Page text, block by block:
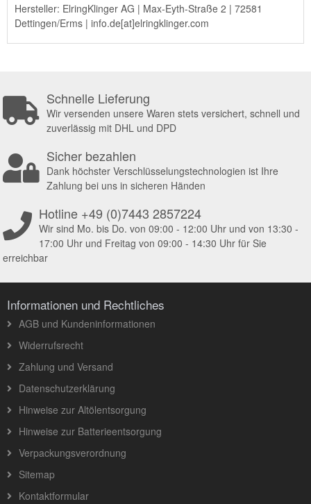
Hersteller: ElringKlinger AG | Max-Eyth-Straße 2 | 72581
Dettingen/Erms | info.de[at]elringklinger.com
Schnelle Lieferung
Wir versenden unsere Waren stets versichert, schnell und
zuverlässig mit DHL und DPD
Sicher bezahlen
Dank höchster Verschlüsselungstechnologien ist Ihre
Zahlung bei uns in sicheren Händen
Hotline +49 (0)7443 2857224
Wir sind Mo. bis Do. von 09:00 - 12:00 Uhr und von 13:30 -
17:00 Uhr und Freitag von 09:00 - 14:30 Uhr für Sie
erreichbar
Informationen und Rechtliches
AGB und Kundeninformationen
Widerrufsrecht
Zahlung und Versand
Datenschutzerklärung
Hinweise zur Altölentsorgung
Hinweise zur Batterieentsorgung
Verpackungsverordnung
Sitemap
Kontaktformular